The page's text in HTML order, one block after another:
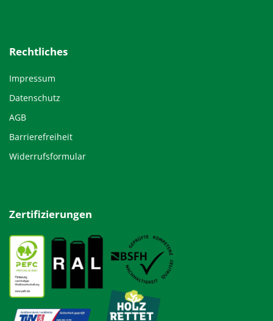
Rechtliches
Impressum
Datenschutz
AGB
Barrierefreiheit
Widerrufsformular
Zertifizierungen